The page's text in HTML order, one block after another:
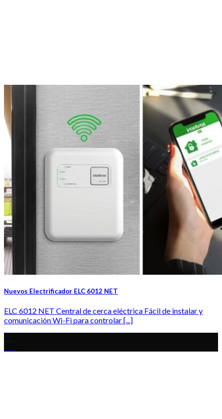
Nuevos Electrificador ELC 6012 NET
ELC 6012 NET Central de cerca eléctrica Fácil de instalar y
comunicación Wi-Fi para controlar [...]